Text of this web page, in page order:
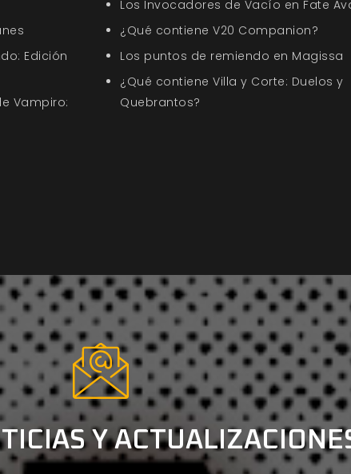
Edición
Vampiro:
Los Invocadores de Vacío en Fate
¿Qué contiene V20 Companion?
Los puntos de remiendo en Magissa
¿Qué contiene Villa y Corte: Duelos y
Quebrantos?
Y